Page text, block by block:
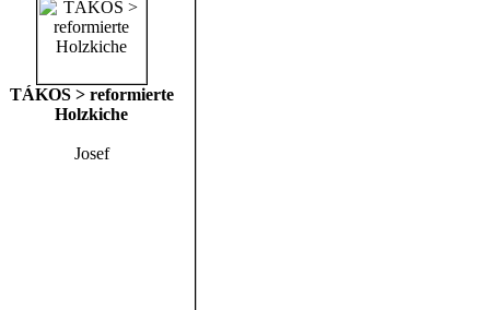
TÁKOS > reformierte
Holzkiche
Josef